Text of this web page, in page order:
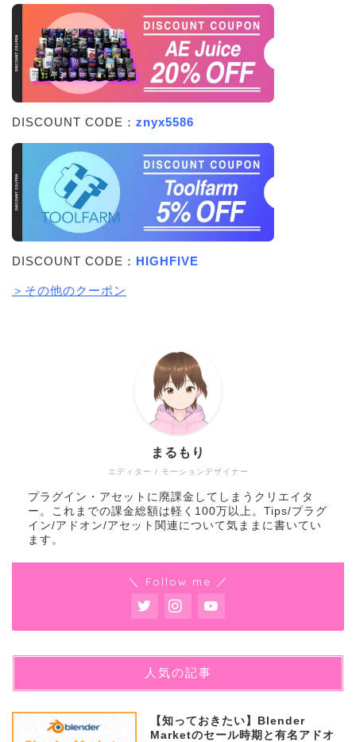
DISCOUNT CODE： znyx5586
DISCOUNT CODE： HIGHFIVE
＞その他のクーポン
エディター / モーションデザイナー
まるもり
プラグイン・アセットに廃課金してしまうクリエイタ
ー。これまでの課金総額は軽く100万以上。Tips/プラグ
イン/アドオン/アセット関連について気ままに書いてい
ます。
＼ Follow me ／
人気の記事
【知っておきたい】Blender
Marketのセール時期と有名アドオ